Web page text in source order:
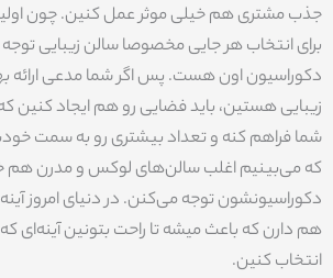
جذب مشتری هم خیلی موثر عمل کنین. چون
برای انتخاب هر جایی مخصوصا سالن‌ زیبایی
دکوراسیون اون هست. پس اگر شما مدعی ارائه
زیبایی هستین، باید فضایی رو هم ایجاد کنین که
شما فراهم کنه و تعداد بیشتری رو به سمت
که می‌بینیم اغلب سالن‌های لوکس و مدرن هم
دکوراسیونشون توجه می‌کنن. در دنیای امروز
هم دارن که باعث میشه تا راحت بتونین آینه‌ای
انتخاب کنین.